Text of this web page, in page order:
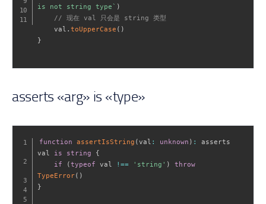
is not string type ` )
// 现在 val 只会是 string 类型
    val
. toUpperCase ( )
}
asserts «arg» is «type»
function assertIsString (val : unknown ) :
asserts
val is string
{
if
(typeof val !== 'string' )
throw
TypeError( )
}